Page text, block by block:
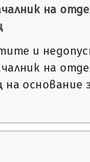
на
и
на
основание